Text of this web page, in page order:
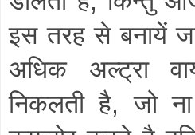
इस तरह से बनायें
अधिक अल्ट्रा
निकलती है,जो